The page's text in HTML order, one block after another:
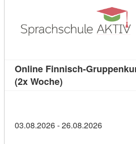
Online Finnisch-
(2x Woche)
03.08.2026 - 26.08.2026